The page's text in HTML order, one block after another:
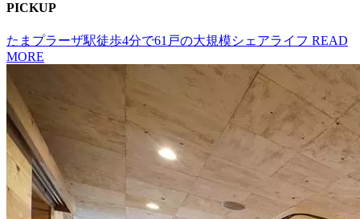
PICKUP
たまプラーザ駅徒歩4分で61戸の大規模シェアライフ READ
MORE